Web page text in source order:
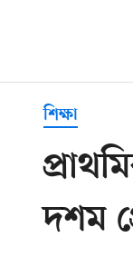
শিক্ষা
দশম